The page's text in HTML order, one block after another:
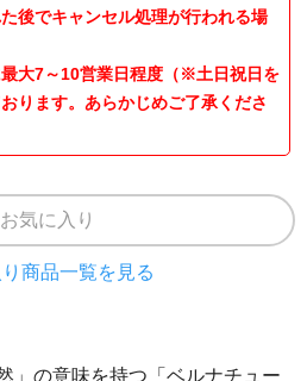
後でキャンセル処理が行われる場
大7～10営業日程度（※土日祝日を
ります。あらかじめご了承くださ
お気に入り
商品一覧を見る
」の意味を持つ「ベルナチュー